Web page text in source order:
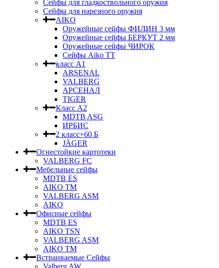
Сейфы для гладкоствольного оружия
Сейфы для нарезного оружия
AIKO
Оружейные сейфы ФИЛИН 3 мм
Оружейные сейфы БЕРКУТ 2 мм
Оружейные сейфы ЧИРОК
Сейфы Aikо ТТ
класс А1
ARSENAL
VALBERG
АРСЕНАЛ
TIGER
Класс А2
MDTB ASG
ИРБИС
2 класс+60 Б
JÄGER
Огнестойкие картотеки
VALBERG FC
Мебельные сейфы
MDTB ES
AIKO TM
VALBERG ASM
AIKO
Офисные сейфы
MDTB ES
AIKO TSN
VALBERG ASM
AIKO TM
Встраиваемые Сейфы